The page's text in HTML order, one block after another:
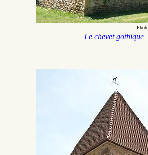
Le chevet gothique